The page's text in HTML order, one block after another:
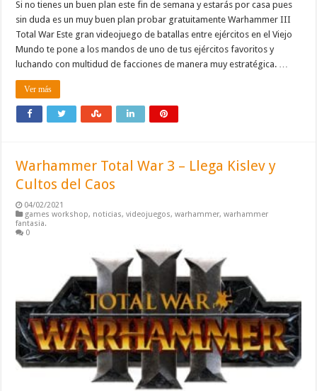
Si no tienes un buen plan este fin de semana y estarás por casa pues
sin duda es un muy buen plan probar gratuitamente Warhammer III
Total War Este gran videojuego de batallas entre ejércitos en el Viejo
Mundo te pone a los mandos de uno de tus ejércitos favoritos y
luchando con multidud de facciones de manera muy estratégica. …
Ver más
Warhammer Total War 3 – Llega Kislev y
Cultos del Caos
04/02/2021
games workshop, noticias,videojuegos,warhammer,warhammer
fantasia.
0